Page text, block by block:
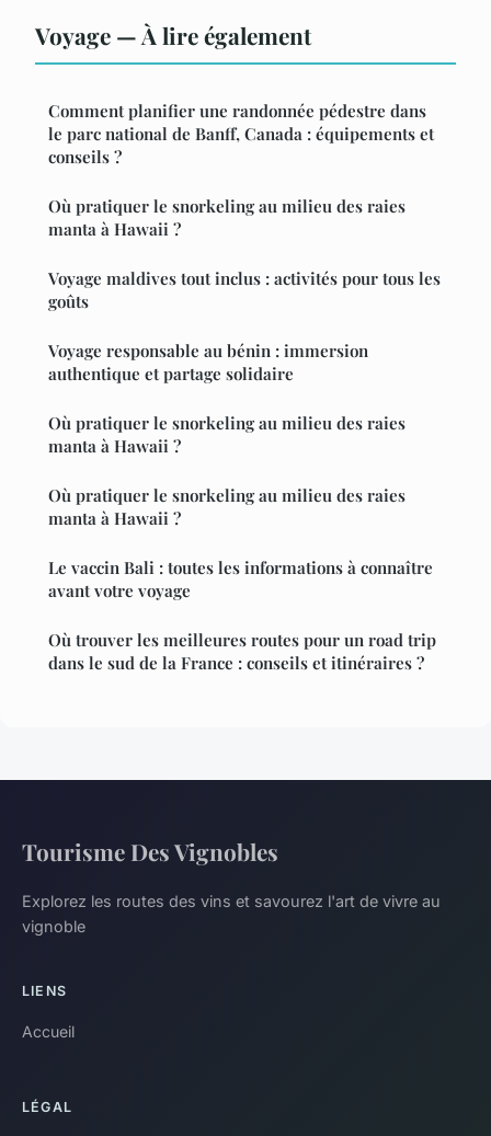
Voyage — À lire également
Comment planifier une randonnée pédestre dans
le parc national de Banff, Canada : équipements et
conseils ?
Où pratiquer le snorkeling au milieu des raies
manta à Hawaii ?
Voyage maldives tout inclus : activités pour tous les
goûts
Voyage responsable au bénin : immersion
authentique et partage solidaire
Où pratiquer le snorkeling au milieu des raies
manta à Hawaii ?
Où pratiquer le snorkeling au milieu des raies
manta à Hawaii ?
Le vaccin Bali : toutes les informations à connaître
avant votre voyage
Où trouver les meilleures routes pour un road trip
dans le sud de la France : conseils et itinéraires ?
Tourisme Des Vignobles
Explorez les routes des vins et savourez l'art de vivre au
vignoble
LIENS
Accueil
LÉGAL